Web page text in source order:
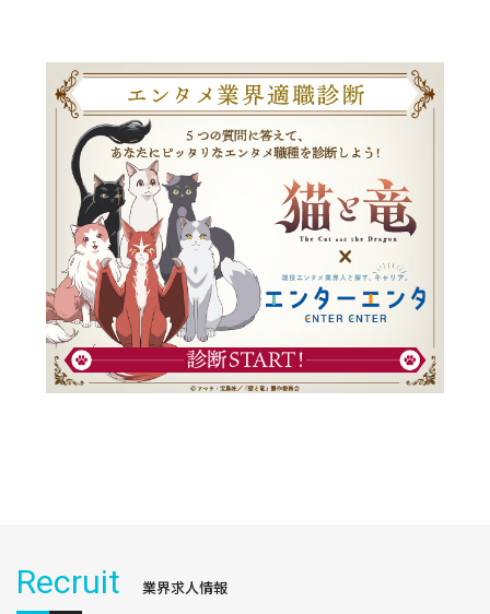
Recruit 業界求人情報